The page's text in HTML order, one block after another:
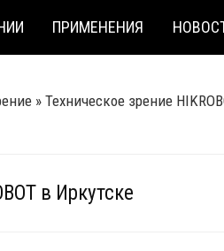
ПРИМЕНЕНИЯ
» Техническое зрение
в Иркутске